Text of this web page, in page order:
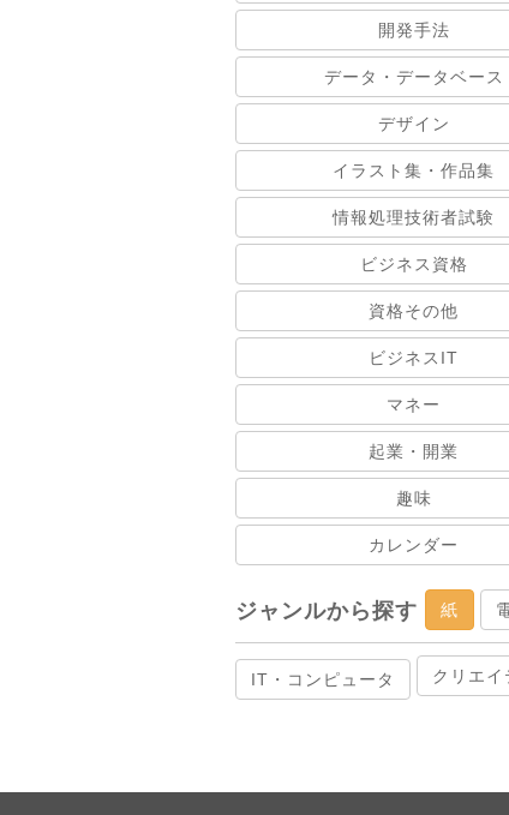
開発手法
データ・データベース
デザイン
イラスト集・作品集
情報処理技術者試験
ビジネス資格
資格その他
ビジネスIT
マネー
起業・開業
趣味
カレンダー
ジャンルから探す 紙
IT・コンピュータ クリエイ